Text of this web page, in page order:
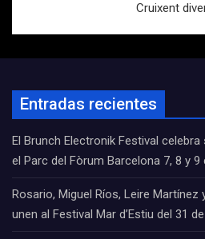
Cruixent
Entradas recientes
El Brunch Electronik Festival
el Parc del Fòrum Barcelona 7, 8 y
Rosario, Miguel Ríos, Leire
unen al Festival Mar d’Estiu del 31